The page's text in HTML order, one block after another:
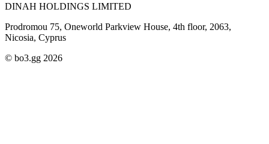
DINAH HOLDINGS LIMITED
Prodromou 75, Oneworld Parkview House, 4th floor, 2063,
Nicosia, Cyprus
© bo3.gg 2026